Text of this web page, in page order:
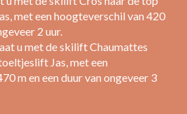
met een hoogteverschil van 420
2 uur.
u met de skilift Chaumattes
Jas, met een
m en een duur van ongeveer 3